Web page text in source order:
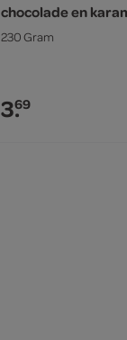
chocolade en
230 Gram
3.69